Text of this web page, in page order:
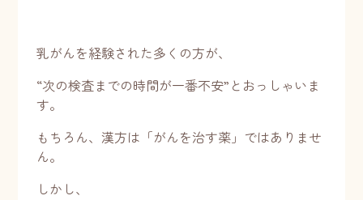
乳がんを経験された多くの方が、
“次の検査までの時間が一番不安”とおっしゃいま
す。
もちろん、漢方は「がんを治す薬」ではありませ
ん。
しかし、